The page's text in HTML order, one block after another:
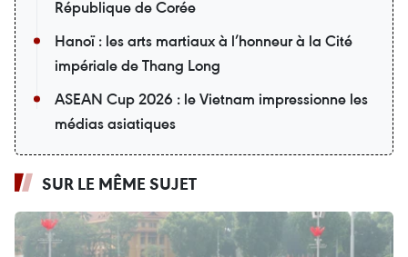
République de Corée
Hanoï : les arts martiaux à l’honneur à la Cité
impériale de Thang Long
ASEAN Cup 2026 : le Vietnam impressionne les
médias asiatiques
SUR LE MÊME SUJET